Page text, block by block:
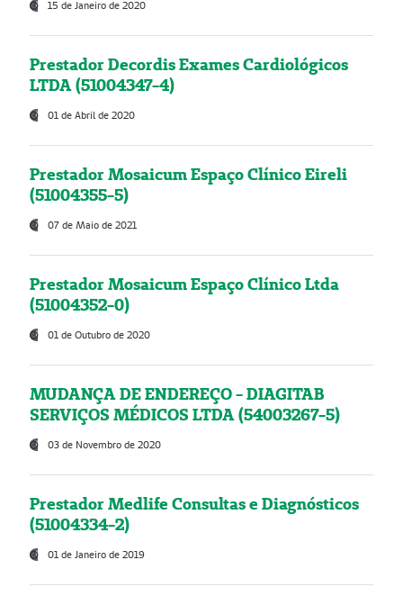
15 de Janeiro de 2020
Prestador Decordis Exames Cardiológicos
LTDA (51004347-4)
01 de Abril de 2020
Prestador Mosaicum Espaço Clínico Eireli
(51004355-5)
07 de Maio de 2021
Prestador Mosaicum Espaço Clínico Ltda
(51004352-0)
01 de Outubro de 2020
MUDANÇA DE ENDEREÇO - DIAGITAB
SERVIÇOS MÉDICOS LTDA (54003267-5)
03 de Novembro de 2020
Prestador Medlife Consultas e Diagnósticos
(51004334-2)
01 de Janeiro de 2019